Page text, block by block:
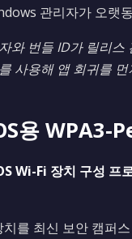
관리자가 오랫
와 번들 ID가 릴리
사용해 앱 회귀를
용 WPA3-
Wi-Fi 장치 구성 프
를 최신 보안 캠퍼